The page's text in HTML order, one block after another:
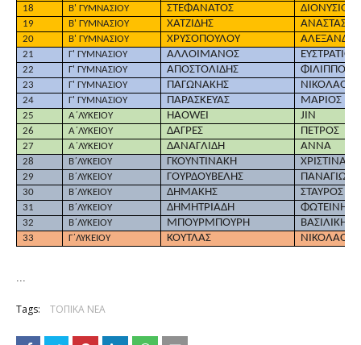
18 Β' ΓΥΜΝΑΣΙΟΥ ΣΤΕΦΑΝΑΤΟΣ ΔΙΟΝΥΣΙΟΣ
19 Β' ΓΥΜΝΑΣΙΟΥ ΧΑΤΖΙΔΗΣ ΑΝΑΣΤΑΣΗΣ
20 Β' ΓΥΜΝΑΣΙΟΥ ΧΡΥΣΟΠΟΥΛΟΥ ΑΛΕΞΑΝΔΡΑ
21 Γ' ΓΥΜΝΑΣΙΟΥ ΑΛΛΟΙΜΑΝΟΣ
22 Γ' ΓΥΜΝΑΣΙΟΥ ΑΠΟΣΤΟΛΙΔΗΣ ΦΙΛΙΠΠΟΣ
23 Γ' ΓΥΜΝΑΣΙΟΥ ΠΑΓΩΝΑΚΗΣ ΝΙΚΟΛΑΟΣ
24 Γ' ΓΥΜΝΑΣΙΟΥ ΠΑΡΑΣΚΕΥΑΣ ΜΑΡΙΟΣ
25 Α΄ΛΥΚΕΙΟΥ HAOWEI JIN
26 Α΄ΛΥΚΕΙΟΥ ΔΑΓΡΕΣ ΠΕΤΡΟΣ
27 Α΄ΛΥΚΕΙΟΥ ΔΑΝΑΓΛΙΔΗ ΑΝΝΑ
28 Β΄ΛΥΚΕΙΟΥ ΓΚΟΥΝΤΙΝΑΚΗ ΧΡΙΣΤΙΝΑ
29 Β΄ΛΥΚΕΙΟΥ ΓΟΥΡΔΟΥΒΕΛΗΣ
30 Β΄ΛΥΚΕΙΟΥ ΔΗΜΑΚΗΣ ΣΤΑΥΡΟΣ
31 Β΄ΛΥΚΕΙΟΥ ΔΗΜΗΤΡΙΑΔΗ ΦΩΤΕΙΝΗ
32 Β΄ΛΥΚΕΙΟΥ ΜΠΟΥΡΜΠΟΥΡΗ ΒΑΣΙΛΙΚΗ-
33 Γ΄ΛΥΚΕΙΟΥ ΚΟΥΤΛΑΣ ΝΙΚΟΛΑΟΣ
...
Tags: ΤΟΠΙΚΑ ΝΕΑ